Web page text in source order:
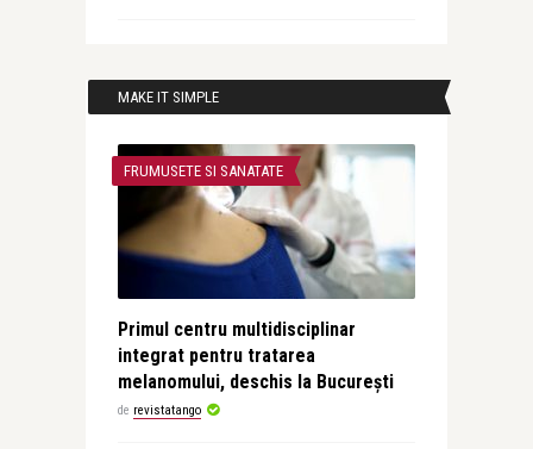
MAKE IT SIMPLE
FRUMUSETE SI SANATATE
Primul centru multidisciplinar
integrat pentru tratarea
melanomului, deschis la București
de revistatango